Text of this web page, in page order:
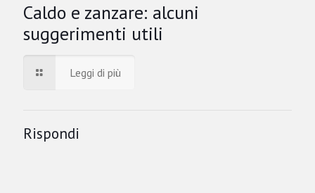
Caldo e zanzare: alcuni
suggerimenti utili
Leggi di più
Rispondi